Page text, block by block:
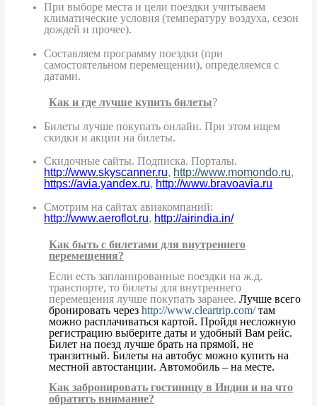
При выборе места и цели поездки учитываем
климатические условия (температуру воздуха, сезон
дождей и прочее).
Составляем программу поездки (при
самостоятельном перемещении), определяемся с
датами.
Как и где лучше купить билеты?
Билеты лучше покупать онлайн. При этом ищем
скидки и акции на билеты.
Скидочные сайты. Подписка. Порталы.
http://www.skyscanner.ru, http://www.momondo.ru,
https://avia.yandex.ru, http://www.bravoavia.ru
Смотрим на сайтах авиакомпаний:
http://www.aeroflot.ru, http://airindia.in/
Как быть с билетами для внутреннего
перемещения?
Если есть запланированные поездки на ж.д.
транспорте, то билеты для внутреннего
перемещения лучше покупать заранее.Лучше всего
бронировать через http://www.cleartrip.com/там
можно расплачиваться картой. Пройдя несложную
регистрацию выберите даты и удобный Вам рейс.
Билет на поезд лучше брать на прямой, не
транзитный. Билеты на автобус можно купить на
местной автостанции. Автомобиль – на месте.
Как забронировать гостиницу в Индии и на что
обратить внимание?